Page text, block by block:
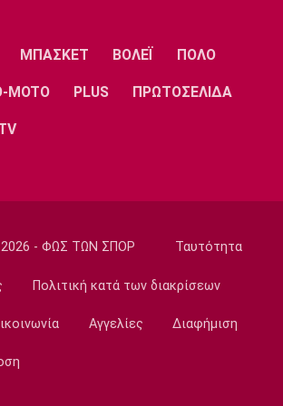
την Άντερλεχτ
από την Ολλανδία
- ΤΣΣΚΑ 1948 1-1: Τα
ΜΠΑΣΚΕΤ ΒΟΛΕΪ ΠΟΛΟ
MOTO PLUS ΠΡΩΤΟΣΕΛΙΔΑ
- ΦΩΣ ΤΩΝ ΣΠΟΡ Ταυτότητα
Πολιτική κατά των διακρίσεων
Αγγελίες Διαφήμιση